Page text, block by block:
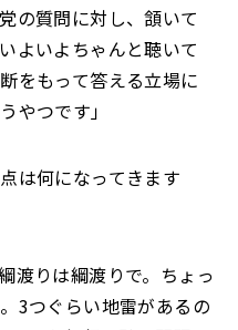
の質問に対し、頷いて
よいよちゃんと聴いて
をもって答える立場に
やつです」
は何になってきます
渡りは綱渡りで。ちょっ
3つぐらい地雷があるの